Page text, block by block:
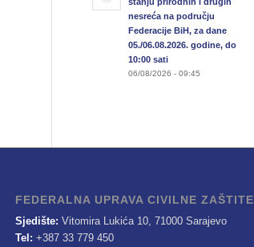
nesreća na području
Federacije BiH, za dane
05./06.08.2026. godine, do
10:00 sati
06/08/2026 - 09:45
FEDERALNA UPRAVA CIVILNE ZAŠTITE
Sjedište: Vitomira Lukića 10, 71000 Sarajevo
Tel: +387 33 779 450